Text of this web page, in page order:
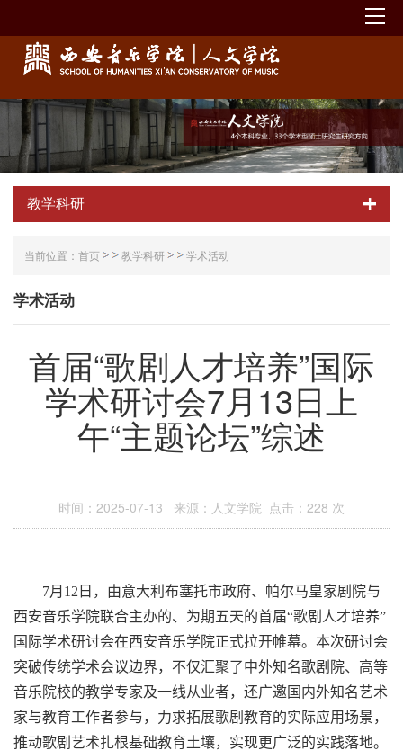
教学科研
当前位置： 首页 教学科研 学术活动
学术活动
首届“歌剧人才培养”国际
学术研讨会7月13日上
午“主题论坛”综述
时间：2025-07-13 来源：人文学院 点击： 228 次
7月 12 日，由意大利布塞托市政府、帕尔马皇家剧院与
西安音乐学院联合主办的、为期五天的首届“歌剧人才培养”
国际学术研讨会在西安音乐学院正式拉开帷幕。本次研讨会
突破传统学术会议边界，不仅汇聚了中外知名歌剧院、高等
音乐院校的教学专家及一线从业者，还广邀国内外知名艺术
家与教育工作者参与，力求拓展歌剧教育的实际应用场景，
推动歌剧艺术扎根基础教育土壤，实现更广泛的实践落地。